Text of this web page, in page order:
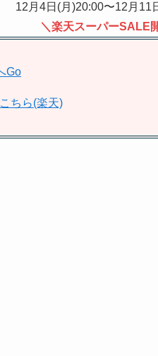
12月4日(月)20:00〜12月11
＼楽天スーパーSALE
Go
ちら(楽天)